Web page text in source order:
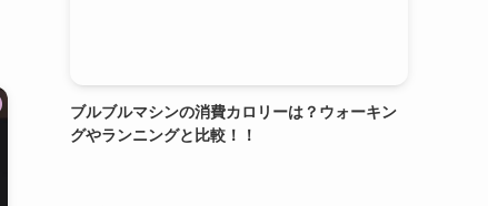
ブルブルマシンの消費カロリーは？ウォーキン
グやランニングと比較！！